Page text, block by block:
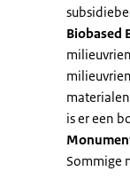
Biobased
is er een
Sommige